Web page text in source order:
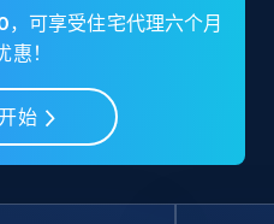
，可享受住宅代理六个月
惠！
始